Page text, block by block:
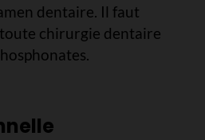
dentaire. Il faut
chirurgie dentaire